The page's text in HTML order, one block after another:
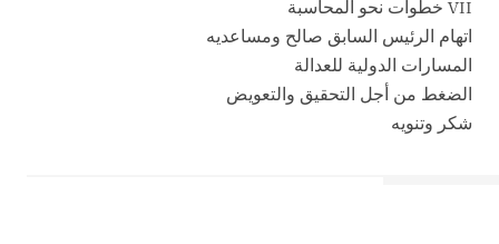
VII خطوات نحو المحاسبة
اتهام الرئيس السابق صالح ومساعديه
المسارات الدولية للعدالة
الضغط من أجل التحقيق والتعويض
شكر وتنويه